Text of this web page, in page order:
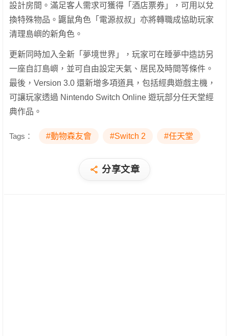
設計房間。滿足客人需求可獲得「酒店票券」，可用以兌
換特殊物品。鼴鼠角色「電源叔叔」亦將轉職成協助玩家
清理島嶼的新角色。
更新同時加入全新「夢境世界」，玩家可在睡夢中造訪另
一座自訂島嶼，並可自由設定天氣、居民及時間等條件。
最後，Version 3.0 還新增多項道具，包括經典遊戲主機，
可讓玩家透過 Nintendo Switch Online 遊玩部分任天堂經
典作品。
Tags： #動物森友會 #Switch 2 #任天堂
分享文章